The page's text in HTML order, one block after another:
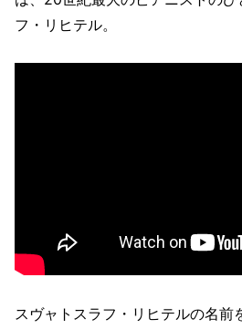
フ・リヒテル。
スヴャトスラフ・リヒテルの名前